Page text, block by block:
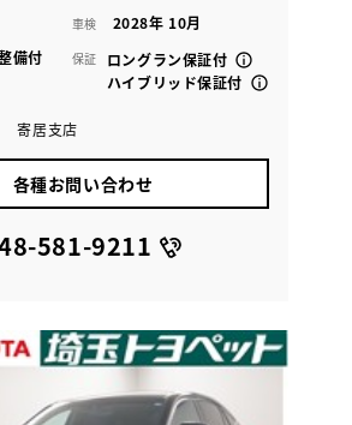
車検 2028年 10月
備付 保証
ロングラン保証付
ハイブリッド保証付
寄居支店
各種お問い合わせ
581-9211